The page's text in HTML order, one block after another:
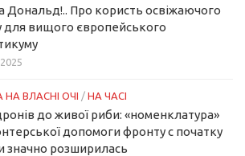
Дональд!.. Про користь освіжаючого
для вищого європейського
НА ВЛАСНІ ОЧІ / НА ЧАСІ
до живої риби: «номенклатура»
допомоги фронту с початку
значно розширилась